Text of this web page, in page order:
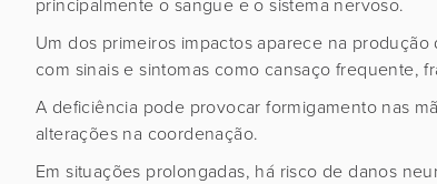
Um dos primeiros impactos aparece na
com sinais e sintomas como cansaço frequente,
A deficiência pode provocar formigamento nas
alterações na coordenação.
Em situações prolongadas, há risco de danos